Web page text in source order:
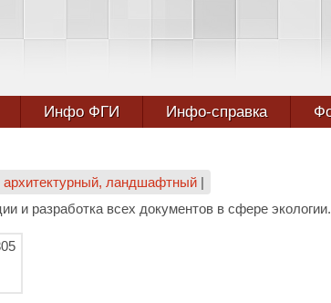
Инфо ФГИ Инфо-справка
архитектурный, ландшафтный |
и разработка всех документов в сфере экологии.